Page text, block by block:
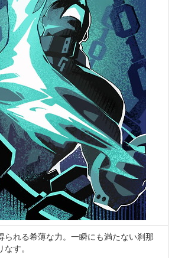
られる希薄な力。一瞬にも満たない刹那
す。